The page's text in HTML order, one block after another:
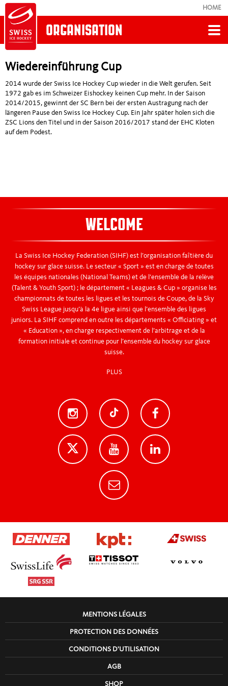
HOME
ORGANISATION
HISTORY
Neuer Pokal "Twin-Skate"
Fusion von SIHA/ Regio League/ National League.
Zusammen bilden sie SIHF
Erste Austragung der Arosa Challenge
1995 Frauen EM 3. Rang
1985 Erste Frauen Eishockey Meisterschaft
1968 Autonomie der National League
1926 Beitritt Swiss Olympics
Frauen A-WM 3. Rang
1998 Umbenennung SEHV zu SIHA
1937 Erste NLA Saison
1948 Erste NLB Saison
1920 Einführung Eishockey Weltmeisterschaft
Wiedereinführung Cup
2014 wurde der Swiss Ice Hockey Cup wieder in die Welt gerufen. Seit
1972 gab es im Schweizer Eishockey keinen Cup mehr. In der Saison
2014/2015, gewinnt der SC Bern bei der ersten Austragung nach der
längeren Pause den Swiss Ice Hockey Cup. Ein Jahr später holen sich die
ZSC Lions den Titel und in der Saison 2016/2017 stand der EHC Kloten
auf dem Podest.
WELCOME
La Swiss Ice Hockey Federation (SIHF) est l’organisation faîtière du
hockey sur glace suisse. Le secteur « Sport » est en charge de toutes
les équipes nationales (National Teams) et de l’ensemble de la relève
(Talent & Youth Sport) ; le département « Leagues & Cup » organise les
championnats de toutes les ligues et les tournois de Coupe, de la Sky
Swiss League jusqu’à la 4e ligue ainsi que l’ensemble des ligues
juniors. La SIHF comprend en outre les départements « Officiating » et
« Education », en charge respectivement de l’arbitrage et de la
formation initiale et continue pour l’ensemble du hockey sur glace
suisse.
PLUS
MENTIONS LÉGALES
PROTECTION DES DONNÉES
CONDITIONS D'UTILISATION
AGB
SHOP